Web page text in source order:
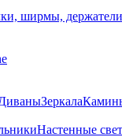
ширмы, держатели
Зеркала
Настенные